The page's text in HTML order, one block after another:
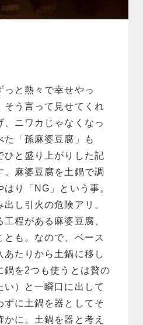
と熱々で幸せやっ
そう言って見せてくれ
ニワカじゃなくなっ
た「孫麻婆豆腐」も
ひと盛り上がりした記
麻婆豆腐を土鍋で調
り「NG」という事。
し引火の危険アリ。
程がある麻婆豆腐、
も。なので、ベース
たりから土鍋に移し
鍋を2つも使うとは贅の
）と一瞬口に出して
ずに土鍋を器としてそ
に。土鍋を器と考え